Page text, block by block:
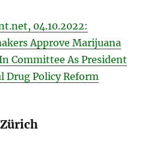
04.10.2022:
Approve Marijuana
Committee As President
Drug Policy Reform